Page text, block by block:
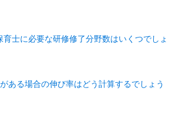
士に必要な研修修了分野数はいくつでしょ
ある場合の伸び率はどう計算するでしょう